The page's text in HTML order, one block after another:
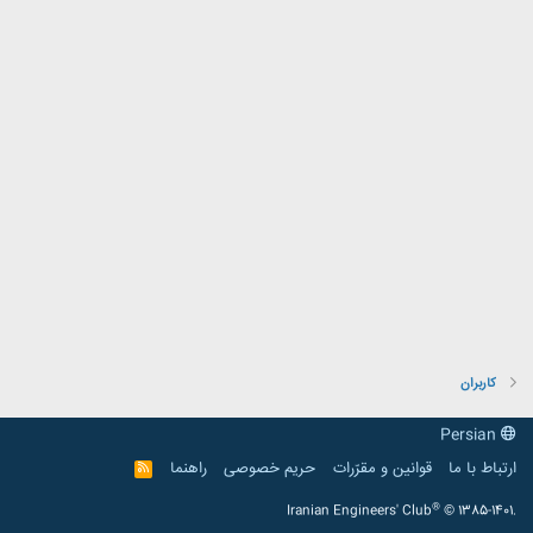
کاربران
ارتباط با ما
قوانین و مقرّرات حریم خصوصی راهنما
R
S
Iranian Engineers' Club® © 1385-1401.